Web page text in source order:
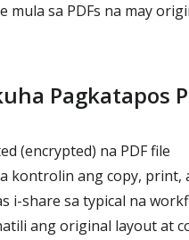
mula sa PDFs na may
Pagkatapos
(encrypted) na PDF file
kontrolin ang copy, print,
i-share sa typical na
ang original layout at